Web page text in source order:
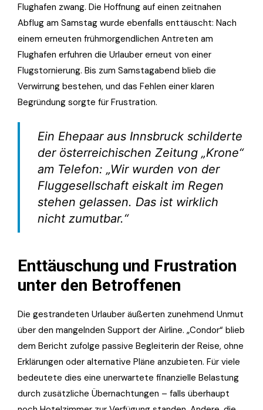
Flughafen zwang. Die Hoffnung auf einen zeitnahen
Abflug am Samstag wurde ebenfalls enttäuscht: Nach
einem erneuten frühmorgendlichen Antreten am
Flughafen erfuhren die Urlauber erneut von einer
Flugstornierung. Bis zum Samstagabend blieb die
Verwirrung bestehen, und das Fehlen einer klaren
Begründung sorgte für Frustration.
Ein Ehepaar aus Innsbruck schilderte
der österreichischen Zeitung „Krone“
am Telefon: „Wir wurden von der
Fluggesellschaft eiskalt im Regen
stehen gelassen. Das ist wirklich
nicht zumutbar.“
Enttäuschung und Frustration
unter den Betroffenen
Die gestrandeten Urlauber äußerten zunehmend Unmut
über den mangelnden Support der Airline. „Condor“ blieb
dem Bericht zufolge passive Begleiterin der Reise, ohne
Erklärungen oder alternative Pläne anzubieten. Für viele
bedeutete dies eine unerwartete finanzielle Belastung
durch zusätzliche Übernachtungen – falls überhaupt